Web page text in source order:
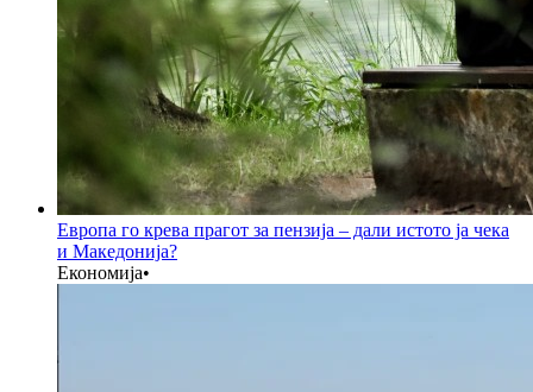
Европа го крева прагот за пензија – дали истото ја чека
и Македонија?
Економија•